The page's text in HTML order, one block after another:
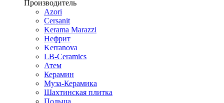
Производитель
Azori
Cersanit
Kerama Marazzi
Нефрит
Kerranova
LB-Ceramics
Атем
Керамин
Муза-Керамика
Шахтинская плитка
Польша